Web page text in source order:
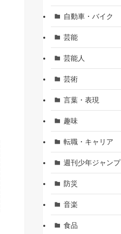
自動車・バイク
芸能
芸能人
芸術
言葉・表現
趣味
転職・キャリア
週刊少年ジャンプ
防災
音楽
食品